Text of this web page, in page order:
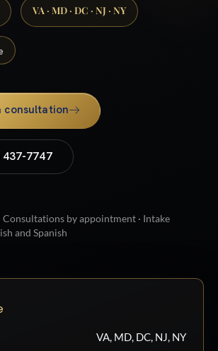
VA · MD · DC · NJ · NY
consultation
437-7747
Consultations by appointment · Intake
and Spanish
VA, MD, DC, NJ, NY